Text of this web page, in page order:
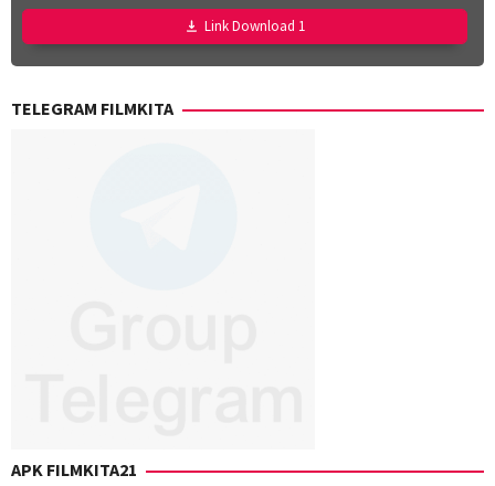
Nurul
Ravika
Link Download 1
TELEGRAM FILMKITA
APK FILMKITA21